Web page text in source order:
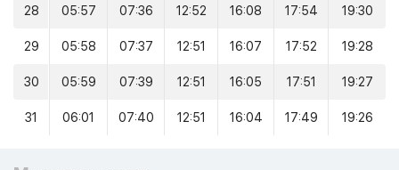
28 05:57 07:36 12:52 16:08 17:54 19:30
29 05:58 07:37 12:51 16:07 17:52 19:28
30 05:59 07:39 12:51 16:05 17:51 19:27
31 06:01 07:40 12:51 16:04 17:49 19:26